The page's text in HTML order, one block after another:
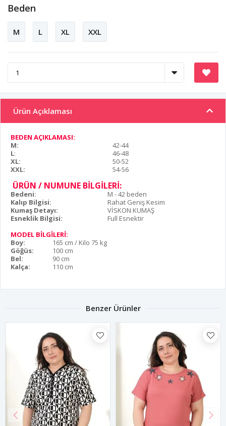
Beden
M L XL XXL
Ürün Açıklaması
BEDEN AÇIKLAMASI:
M:
42-44
L:
46-48
XL:
50-52
XXL:
54-56
ÜRÜN / NUMUNE BİLGİLERİ:
Bedeni:
M - 42 beden
Kalıp Bilgisi:
Rahat Geniş Kesim
Kumaş Detayı:
VİSKON KUMAŞ
Esneklik Bilgisi:
Full Esnektir
MODEL BİLGİLERİ:
Boy:
165 cm / Kilo 75 kg
Göğüs:
100 cm
Bel:
90 cm
Kalça:
110 cm
Benzer Ürünler